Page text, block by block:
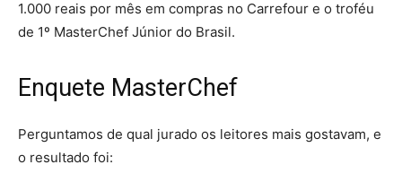
1.000 reais por mês em compras no Carrefour e o troféu
de 1º MasterChef Júnior do Brasil.
Enquete MasterChef
Perguntamos de qual jurado os leitores mais gostavam, e
o resultado foi: